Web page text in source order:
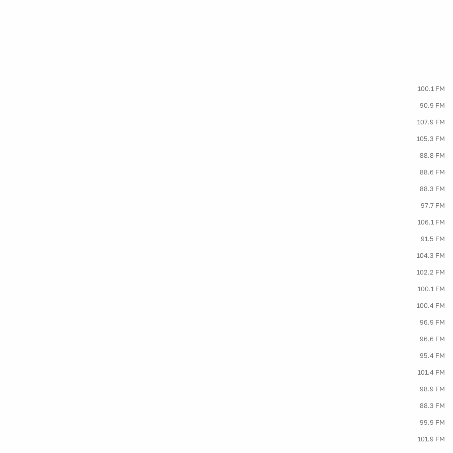
100.1 FM
90.9 FM
107.9 FM
105.3 FM
88.8 FM
88.6 FM
88.3 FM
97.7 FM
106.1 FM
91.5 FM
104.3 FM
102.2 FM
100.1 FM
100.4 FM
96.9 FM
96.6 FM
95.4 FM
101.4 FM
98.9 FM
88.3 FM
99.9 FM
101.9 FM